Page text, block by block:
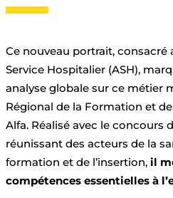
Ce nouveau portrait, consacré
Service Hospitalier (ASH),
analyse globale sur ce métier
Régional de la Formation et de
Alfa. Réalisé avec le concours
réunissant des acteurs de la
formation et de l’insertion, il
compétences essentielles à